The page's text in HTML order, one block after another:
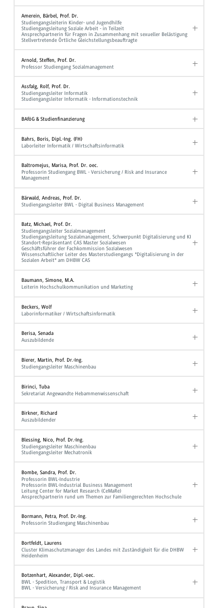
Amerein, Bärbel, Prof. Dr.
Studiengangsleiterin Kinder- und Jugendhilfe
Studiengangsleitung Soziale Arbeit - in Teilzeit
Ansprechpartnerin für Fragen in Zusammenhang mit sexueller Belästigung
Stellvertretende Örtliche Gleichstellungsbeauftragte
Arnold, Steffen, Prof. Dr.
Professor Studiengang Sozialmanagement
Assfalg, Rolf, Prof. Dr.
Studiengangsleiter Informatik
Studiengangsleiter Informatik - Informationstechnik
BAföG & Studienfinanzierung
Bahrs, Boris, Dipl.-Ing. (FH)
Laborleiter Informatik / Wirtschaftsinformatik
Baltromejus, Marisa, Prof. Dr. oec.
Professorin Studiengang BWL - Versicherung / Risk and Insurance
Management
Bärwald, Andreas, Prof. Dr.
Studiengangsleiter BWL - Digital Business Management
Batz, Michael, Prof. Dr.
Studiengangsleiter Sozialmanagement
Studiengangsleitung Sozialmanagement, Schwerpunkt Digitalisierung und KI
Standort-Repräsentant CAS Master Sozialwesen
Geschäftsführer der Fachkommission Sozialwesen
Wissenschaftlicher Leiter des Masterstudiengangs "Digitalisierung in der
Sozialen Arbeit" am DHBW CAS
Baumann, Simone, M.A.
Leiterin Hochschulkommunikation und Marketing
Beckers, Wolf
Laborinformatiker / Wirtschaftsinformatik
Berisa, Senada
Auszubildende
Bierer, Martin, Prof. Dr.-Ing.
Studiengangsleiter Maschinenbau
Birinci, Tuba
Sekretariat Angewandte Hebammenwissenschaft
Birkner, Richard
Auszubildender
Blessing, Nico, Prof. Dr.-Ing.
Studiengangsleiter Maschinenbau
Studiengangsleiter Mechatronik
Bombe, Sandra, Prof. Dr.
Professorin BWL-Industrie
Professorin BWL-Industrial Business Management
Leitung Center for Market Research (CeMaRe)
Ansprechpartnerin rund um Themen zur Familiengerechten Hochschule
Bormann, Petra, Prof. Dr.-Ing.
Professorin Studiengang Maschinenbau
Bortfeldt, Laurens
Cluster Klimaschutzmanager des Landes mit Zuständigkeit für die DHBW
Heidenheim
Botzenhart, Alexander, Dipl.-oec.
BWL - Spedition, Transport & Logistik
BWL - Versicherung / Risk and Insurance Management